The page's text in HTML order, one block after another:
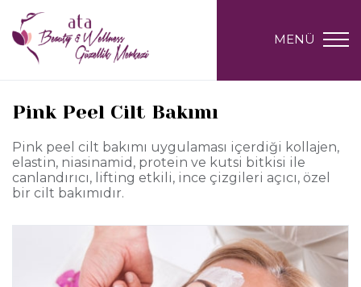
MENÜ
Pink Peel Cilt Bakımı
Pink peel cilt bakımı uygulaması içerdiği kollajen,
elastin, niasinamid, protein ve kutsi bitkisi ile
canlandırıcı, lifting etkili, ince çizgileri açıcı, özel
bir cilt bakımıdır.